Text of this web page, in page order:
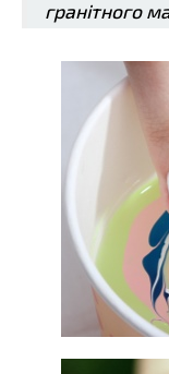
гранітного